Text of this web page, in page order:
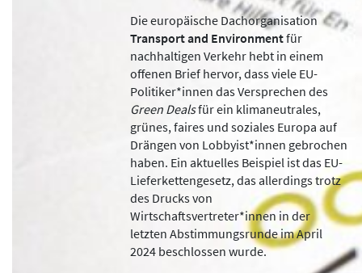
Die europäische Dachorganisation
Transport and Environmentfür
nachhaltigen Verkehr hebt in einem
offenen Brief hervor, dass viele EU-
Politiker*innen das Versprechen des
Green Dealsfür ein klimaneutrales,
grünes, faires und soziales Europa auf
Drängen von Lobbyist*innen gebrochen
haben. Ein aktuelles Beispiel ist das EU-
Lieferkettengesetz, das allerdings trotz
des Drucks von
Wirtschaftsvertreter*innen in der
letzten Abstimmungsrunde im April
2024 beschlossen wurde.